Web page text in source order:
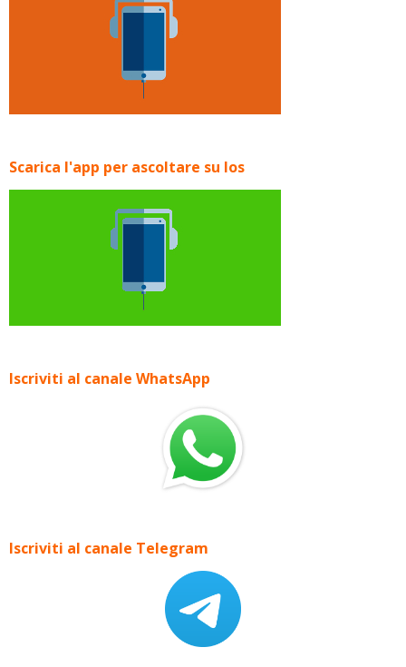
Scarica l'app per ascoltare su Ios
Iscriviti al canale WhatsApp
Iscriviti al canale Telegram